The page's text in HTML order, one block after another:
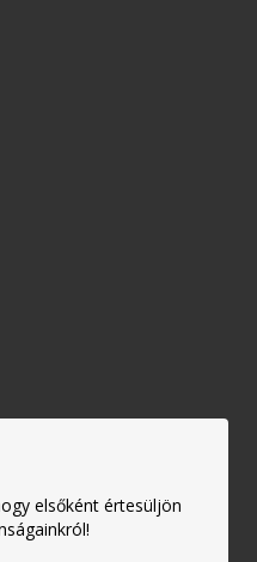
elsőként értesüljön